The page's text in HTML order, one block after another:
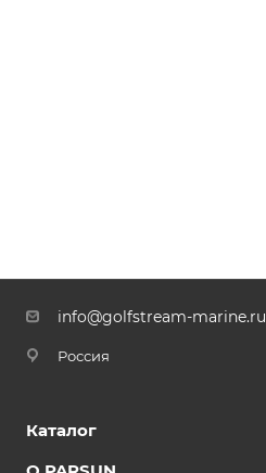
info@golfstream-marine.ru
Россия
Каталог